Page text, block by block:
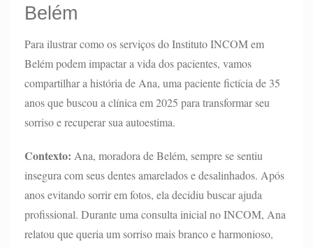
Belém
Para ilustrar como os serviços do Instituto INCOM em
Belém podem impactar a vida dos pacientes, vamos
compartilhar a história de Ana, uma paciente fictícia de 35
anos que buscou a clínica em 2025 para transformar seu
sorriso e recuperar sua autoestima.
Contexto: Ana, moradora de Belém, sempre se sentiu
insegura com seus dentes amarelados e desalinhados. Após
anos evitando sorrir em fotos, ela decidiu buscar ajuda
profissional. Durante uma consulta inicial no INCOM, Ana
relatou que queria um sorriso mais branco e harmonioso,